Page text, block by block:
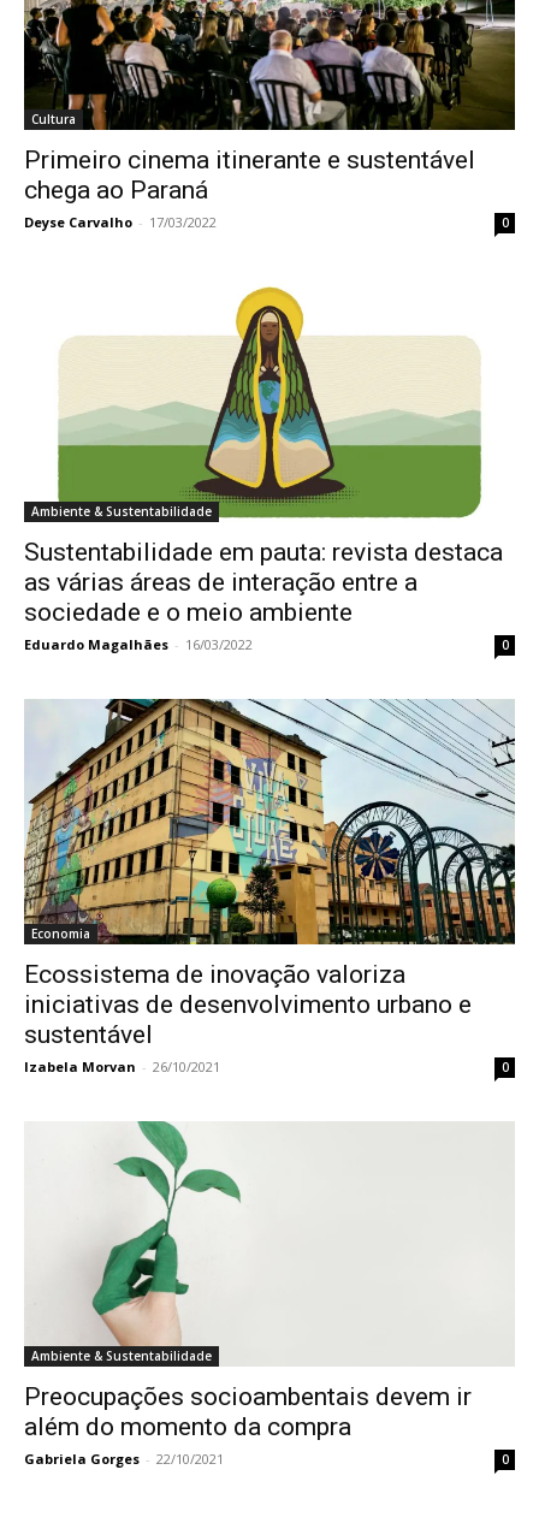
Cultura
Primeiro cinema itinerante e sustentável
chega ao Paraná
Deyse Carvalho - 17/03/2022 0
Ambiente & Sustentabilidade
Sustentabilidade em pauta: revista destaca
as várias áreas de interação entre a
sociedade e o meio ambiente
Eduardo Magalhães - 16/03/2022 0
Economia
Ecossistema de inovação valoriza
iniciativas de desenvolvimento urbano e
sustentável
Izabela Morvan - 26/10/2021 0
Ambiente & Sustentabilidade
Preocupações socioambentais devem ir
além do momento da compra
Gabriela Gorges - 22/10/2021 0